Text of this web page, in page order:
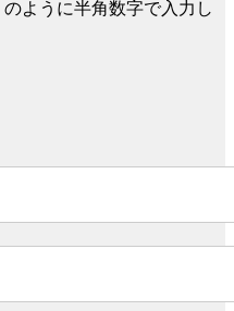
のように半角数字で入力し